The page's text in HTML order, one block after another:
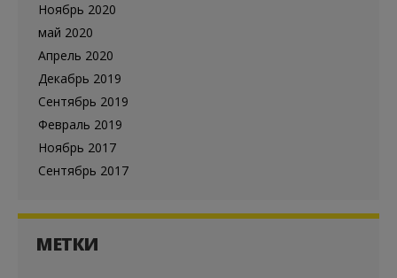
Ноябрь 2020
май 2020
Апрель 2020
Декабрь 2019
Сентябрь 2019
Февраль 2019
Ноябрь 2017
Сентябрь 2017
МЕТКИ